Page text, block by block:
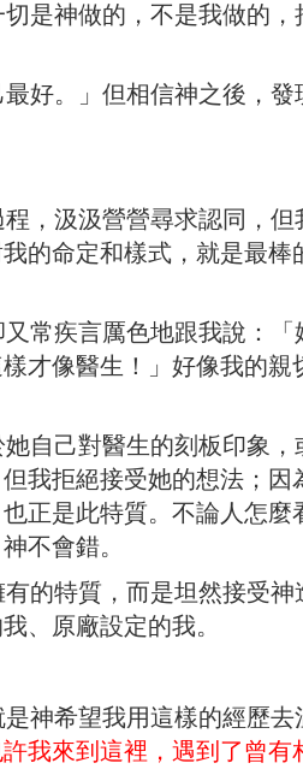
神做的，不是我做的，
。」但相信神之後，發
汲汲營營尋求認同，但
的命定和樣式，就是最棒
疾言厲色地跟我說：「
才像醫生！」好像我的親
己對醫生的刻板印象，
我拒絕接受她的想法；因
正是此特質。不論人怎麼
不會錯。
特質，而是坦然接受神
、原廠設定的我。
希望我用這樣的經歷去
我來到這裡，遇到了曾有